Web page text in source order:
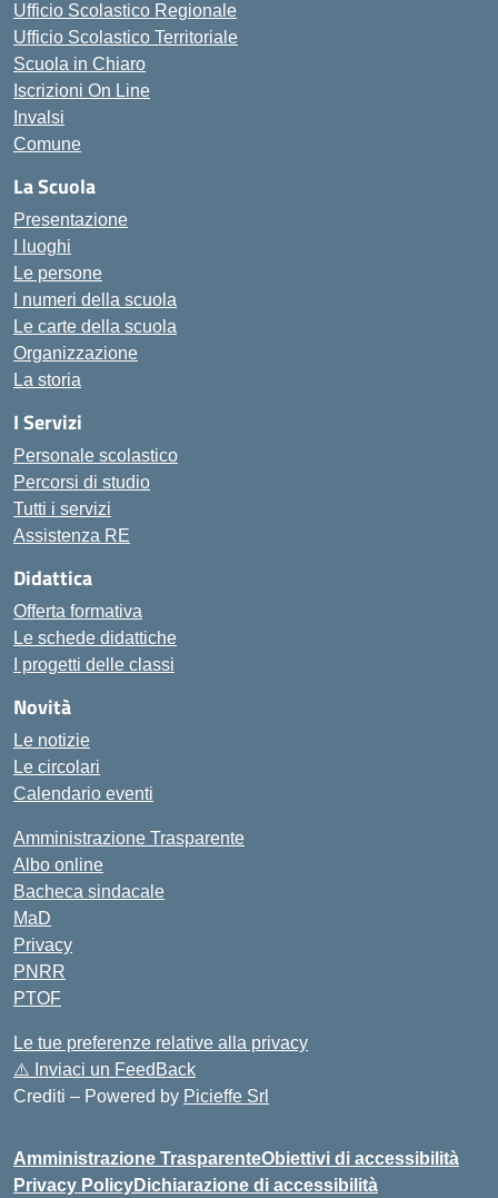
Ufficio Scolastico Regionale
Ufficio Scolastico Territoriale
Scuola in Chiaro
Iscrizioni On Line
Invalsi
Comune
La Scuola
Presentazione
I luoghi
Le persone
I numeri della scuola
Le carte della scuola
Organizzazione
La storia
I Servizi
Personale scolastico
Percorsi di studio
Tutti i servizi
Assistenza RE
Didattica
Offerta formativa
Le schede didattiche
I progetti delle classi
Novità
Le notizie
Le circolari
Calendario eventi
Amministrazione Trasparente
Albo online
Bacheca sindacale
MaD
Privacy
PNRR
PTOF
Le tue preferenze relative alla privacy
⚠️ Inviaci un FeedBack
Crediti – Powered by Picieffe Srl
Amministrazione TrasparenteObiettivi di accessibilità
Privacy PolicyDichiarazione di accessibilità